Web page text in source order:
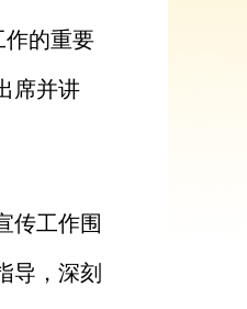
作的重要
席并讲
传工作围
导，深刻